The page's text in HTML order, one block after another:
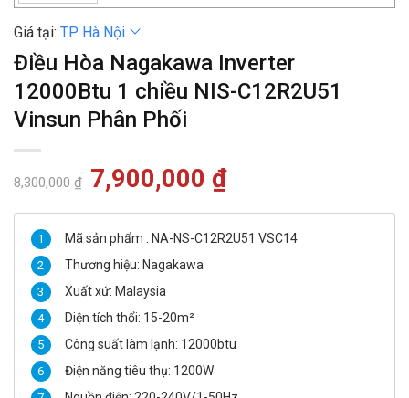
Giá tại: TP Hà Nội
Điều Hòa Nagakawa Inverter
12000Btu 1 chiều NIS-C12R2U51
Vinsun Phân Phối
8,300,000₫ Giá
gốc
7,900,000 ₫Giá
7,900,000 ₫.
Mã sản phẩm : NA-NS-C12R2U51 VSC14
Thương hiệu: Nagakawa
Xuất xứ: Malaysia
Diện tích thổi: 15-20m²
Công suất làm lạnh: 12000btu
Điện năng tiêu thụ: 1200W